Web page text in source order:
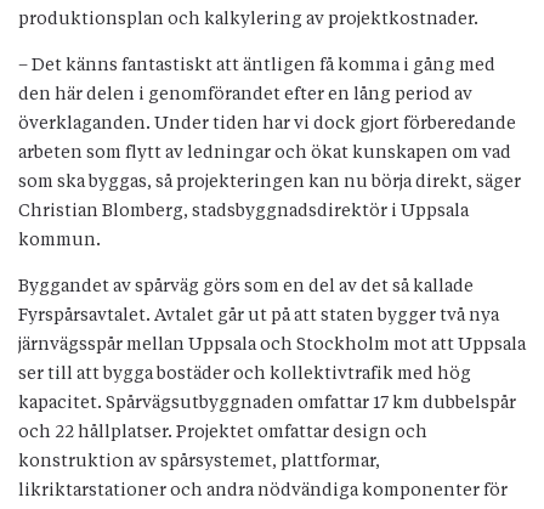
produktionsplan och kalkylering av projektkostnader.
– Det känns fantastiskt att äntligen få komma i gång med
den här delen i genomförandet efter en lång period av
överklaganden. Under tiden har vi dock gjort förberedande
arbeten som flytt av ledningar och ökat kunskapen om vad
som ska byggas, så projekteringen kan nu börja direkt, säger
Christian Blomberg, stadsbyggnadsdirektör i Uppsala
kommun.
Byggandet av spårväg görs som en del av det så kallade
Fyrspårsavtalet. Avtalet går ut på att staten bygger två nya
järnvägsspår mellan Uppsala och Stockholm mot att Uppsala
ser till att bygga bostäder och kollektivtrafik med hög
kapacitet. Spårvägsutbyggnaden omfattar 17 km dubbelspår
och 22 hållplatser. Projektet omfattar design och
konstruktion av spårsystemet, plattformar,
likriktarstationer och andra nödvändiga komponenter för